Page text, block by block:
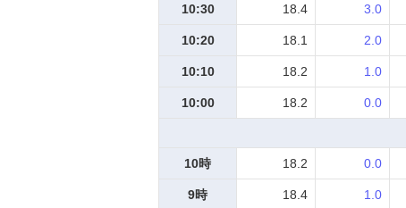
10:30 18.4 3.0
10:20 18.1 2.0
10:10 18.2 1.0
10:00 18.2 0.0
10時 18.2 0.0
9時 18.4 1.0